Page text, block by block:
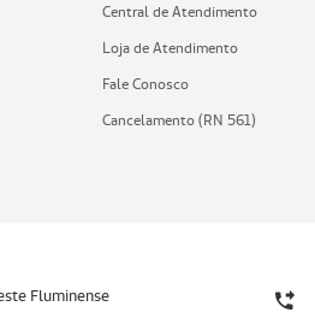
Central de Atendimento
Loja de Atendimento
Fale Conosco
Cancelamento (RN 561)
Fluminense